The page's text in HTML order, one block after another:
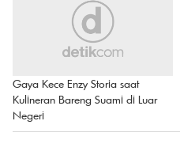
Gaya Kece Enzy Storia saat
Kulineran Bareng Suami di Luar
Negeri